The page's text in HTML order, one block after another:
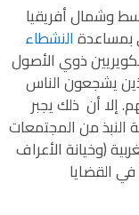
وشمال أفريقيا
بمساعدةالنشطاء
ذوي الأصول
يشجعون الناس
إلا أن ذلك يجبر
من المجتمعات
(وخيانة الأعراف
القضايا